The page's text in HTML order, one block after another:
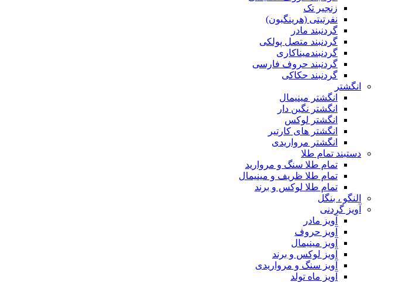
زنجیر تک
نفرتیتی (هرینگبون)
گردنبند مادر
گردنبند متصل پولکی
گردنبندمیناکاری
گردنبند حروف فارسی
گردنبند حکاکی
انگشتر
انگشتر مینیمال
انگشتر نگین دار
انگشتر لوکس
انگشتر های کارتیر
انگشتر مرواریدی
دستبند تمام طلا
تمام طلا سنگ و مروارید
تمام طلا ظریف و مینیمال
تمام طلا لوکس و برند
النگو ، بنگل
آویز گردنی
آویز مادر
آویز حروف
آویز مینیمال
آویز لوکس و برند
آویز سنگ و مرواریدی
آویز ماه تولد